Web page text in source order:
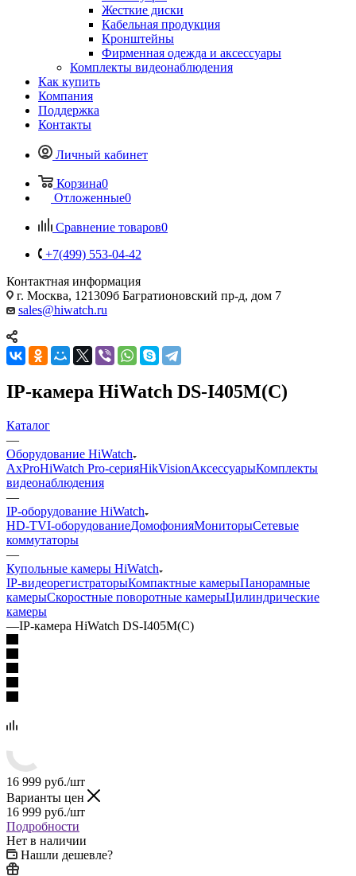
Жесткие диски
Кабельная продукция
Кронштейны
Фирменная одежда и аксессуары
Комплекты видеонаблюдения
Как купить
Компания
Поддержка
Контакты
Личный кабинет
Корзина0
Отложенные0
Сравнение товаров0
+7(499) 553-04-42
Контактная информация
г. Москва, 121309б Багратионовский пр-д, дом 7
sales@hiwatch.ru
IP-камера HiWatch DS-I405M(C)
Каталог
—
Оборудование HiWatch
AxProHiWatch Pro-серияHikVisionАксессуарыКомплекты
видеонаблюдения
—
IP-оборудование HiWatch
HD-TVI-оборудованиеДомофонияМониторыСетевые
коммутаторы
—
Купольные камеры HiWatch
IP-видеорегистраторыКомпактные камерыПанорамные
камерыСкоростные поворотные камерыЦилиндрические
камеры
—IP-камера HiWatch DS-I405M(C)
16 999 руб./шт
Варианты цен
16 999 руб./шт
Подробности
Нет в наличии
Нашли дешевле?